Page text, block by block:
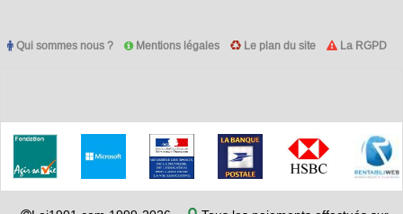
Qui sommes nous ? Mentions légales Le plan du site La RGPD